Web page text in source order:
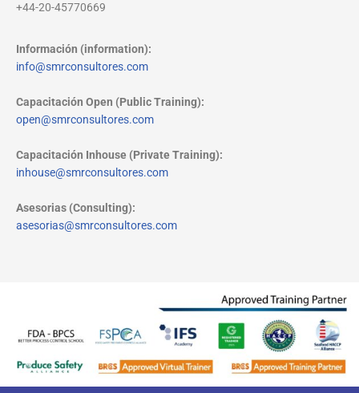
+44-20-45770669
Información (information):
info@smrconsultores.com
Capacitación Open (Public Training):
open@smrconsultores.com
Capacitación Inhouse (Private Training):
inhouse@smrconsultores.com
Asesorias (Consulting):
asesorias@smrconsultores.com